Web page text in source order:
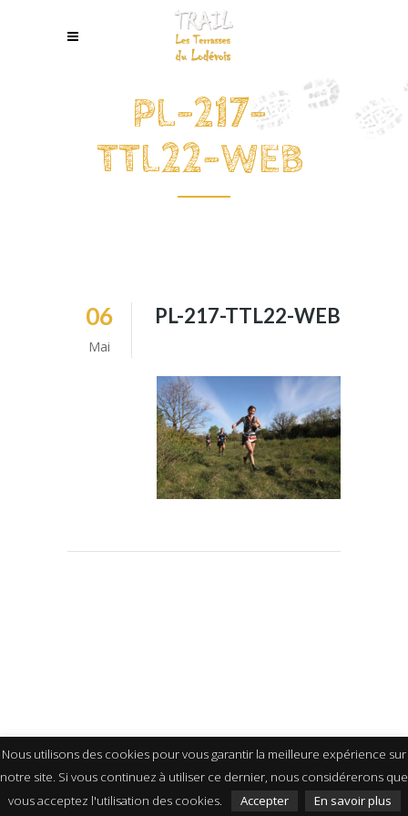
PL-217-
TTL22-WEB
06
Mai
PL-217-TTL22-WEB
Nous utilisons des cookies pour vous garantir la meilleure expérience sur
notre site. Si vous continuez à utiliser ce dernier, nous considérerons que
vous acceptez l'utilisation des cookies.
Accepter En savoir plus